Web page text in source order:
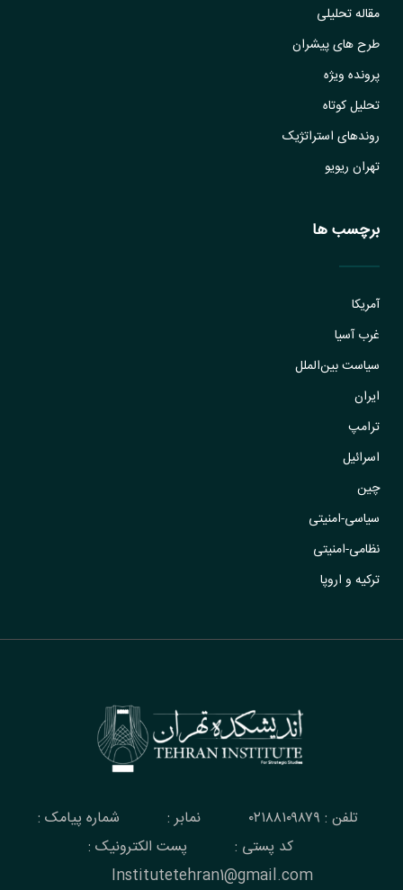
مقاله تحلیلی
طرح های پیشران
پرونده ویژه
تحلیل کوتاه
روندهای استراتژیک
تهران ریویو
برچسب ها
آمریکا
غرب آسیا
سیاست بین‌الملل
ایران
ترامپ
اسرائیل
چین
سیاسی-امنیتی
نظامی-امنیتی
ترکیه و اروپا
تلفن : ۰۲۱۸۸۱۰۹۸۷۹ نمابر :
شماره پیامک :
کد پستی :
پست الکترونیک :
Institutetehran1@gmail.com